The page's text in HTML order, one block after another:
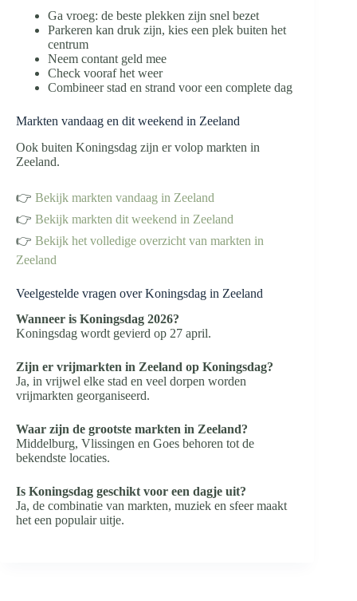
Ga vroeg: de beste plekken zijn snel bezet
Parkeren kan druk zijn, kies een plek buiten het
centrum
Neem contant geld mee
Check vooraf het weer
Combineer stad en strand voor een complete dag
Markten vandaag en dit weekend in Zeeland
Ook buiten Koningsdag zijn er volop markten in
Zeeland.
👉 Bekijk markten vandaag in Zeeland
👉 Bekijk markten dit weekend in Zeeland
👉 Bekijk het volledige overzicht van markten in
Zeeland
Veelgestelde vragen over Koningsdag in Zeeland
Wanneer is Koningsdag 2026?
Koningsdag wordt gevierd op 27 april.
Zijn er vrijmarkten in Zeeland op Koningsdag?
Ja, in vrijwel elke stad en veel dorpen worden
vrijmarkten georganiseerd.
Waar zijn de grootste markten in Zeeland?
Middelburg, Vlissingen en Goes behoren tot de
bekendste locaties.
Is Koningsdag geschikt voor een dagje uit?
Ja, de combinatie van markten, muziek en sfeer maakt
het een populair uitje.